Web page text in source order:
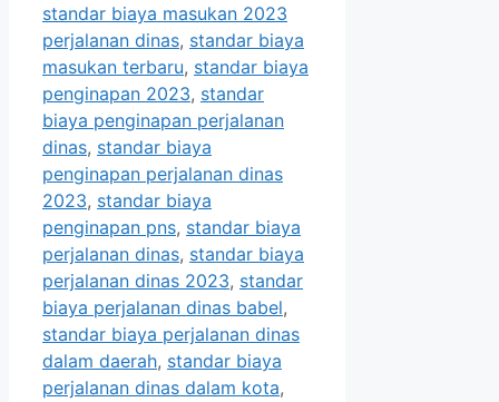
standar biaya masukan 2023
perjalanan dinas, standar biaya
masukan terbaru, standar biaya
penginapan 2023, standar
biaya penginapan perjalanan
dinas, standar biaya
penginapan perjalanan dinas
2023, standar biaya
penginapan pns, standar biaya
perjalanan dinas, standar biaya
perjalanan dinas 2023, standar
biaya perjalanan dinas babel,
standar biaya perjalanan dinas
dalam daerah, standar biaya
perjalanan dinas dalam kota,